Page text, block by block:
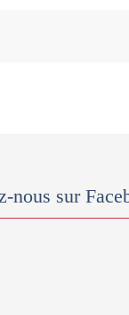
nous sur